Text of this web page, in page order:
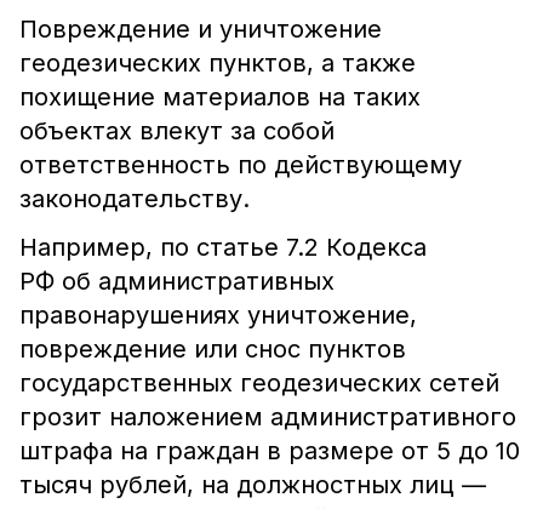
Повреждение и уничтожение
геодезических пунктов, а также
похищение материалов на таких
объектах влекут за собой
ответственность по действующему
законодательству.
Например, по статье 7.2 Кодекса
РФ об административных
правонарушениях уничтожение,
повреждение или снос пунктов
государственных геодезических сетей
грозит наложением административного
штрафа на граждан в размере от 5 до 10
тысяч рублей, на должностных лиц —